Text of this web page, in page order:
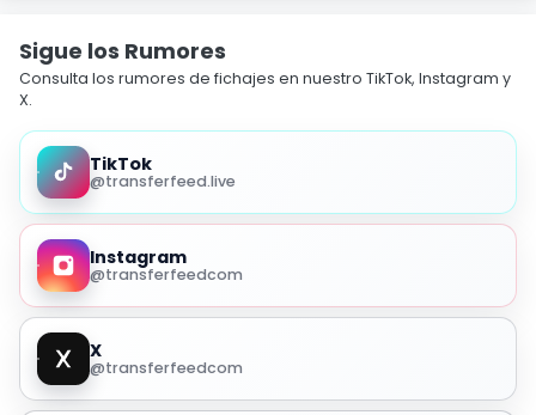
Sigue los Rumores
Consulta los rumores de fichajes en nuestro TikTok, Instagram y
X.
TikTok
@transferfeed.live
Instagram
@transferfeedcom
X
@transferfeedcom